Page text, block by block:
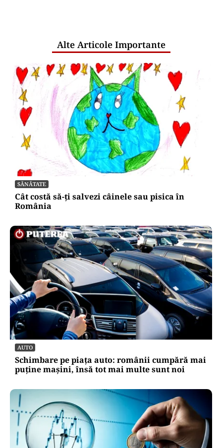
Alte Articole Importante
SĂNĂTATE
Cât costă să-ți salvezi câinele sau pisica în
România
AUTO
Schimbare pe piața auto: românii cumpără mai
puține mașini, însă tot mai multe sunt noi